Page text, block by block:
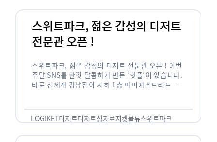
스위트파크, 젊은 감성의 디저트
전문관 오픈 !
스위트파크, 젊은 감성의 디저트 전문관 오픈 ! 이번
주말 SNS를 한껏 달콤하게 만든 ‘핫플’이 있습니다.
바로 신세계 강남점이 지하 1층 파미에스트리트 분
LOGIKET디저트디저트성지로지켓물류스위트파크